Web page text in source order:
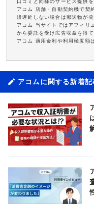
口コミと同様のサービス提供
アコム 店舗・自動契約機で契
済遅延しない場合は郵送物が発
アコム 当サイトではアフィリ
から委託を受け広告収益を得
アコム 適用金利や利用極度額
アコムに関する新着記